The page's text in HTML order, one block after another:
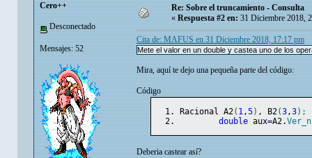
Cero++
Desconectado
Mensajes: 52
Re: Sobre el truncamiento - Consulta
«Respuesta #2 en:31 Diciembre 2018,
Cita de: MAFUS en 31 Diciembre 2018, 17:17 pm
Mete el valor en un double y castea uno de los
Mira, aquí te dejo una pequeña parte del código:
Código
Racional A2( 1,5) , B2(3,3) ;
double aux=A2.
Deberia castear así?